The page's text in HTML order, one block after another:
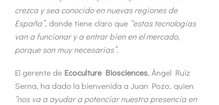
crezca y sea conocido en nuevas regiones de
España”, donde tiene claro que “estas tecnologías
van a funcionar y a entrar bien en el mercado,
porque son muy necesarias”.
El gerente de Ecoculture Biosciences, Ángel Ruiz
Serna, ha dado la bienvenida a Juan Pozo, quien
“nos va a ayudar a potenciar nuestra presencia en